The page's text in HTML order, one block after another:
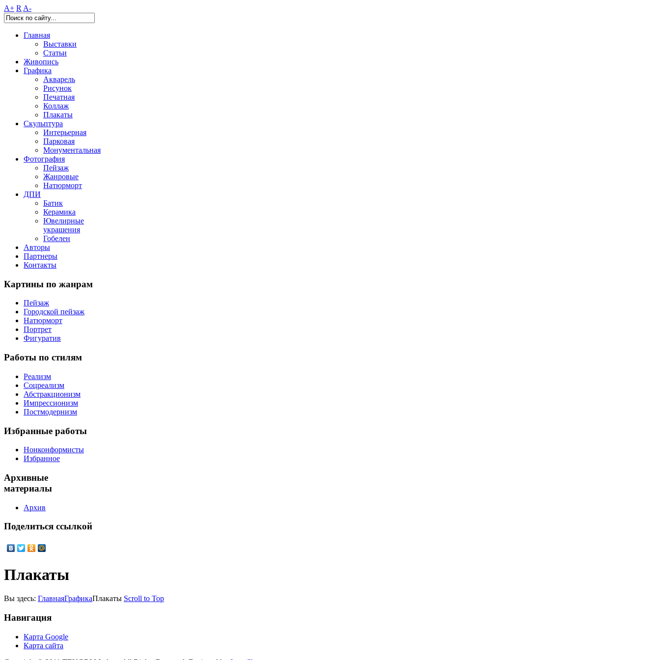
A+ R A-
Главная
Выставки
Статьи
Живопись
Графика
Акварель
Рисунок
Печатная
Коллаж
Плакаты
Скульптура
Интерьерная
Парковая
Монументальная
Фотография
Пейзаж
Жанровые
Натюрморт
ДПИ
Батик
Керамика
Ювелирные
украшения
Гобелен
Авторы
Партнеры
Контакты
Картины по жанрам
Пейзаж
Городской пейзаж
Натюрморт
Портрет
Фигуратив
Работы по стилям
Реализм
Соцреализм
Абстракционизм
Импрессионизм
Постмодернизм
Избранные работы
Нонконформисты
Избранное
Архивные
материалы
Архив
Поделиться ссылкой
Плакаты
Вы здесь: ГлавнаяГрафикаПлакаты Scroll to Top
Навигация
Карта Google
Карта сайта